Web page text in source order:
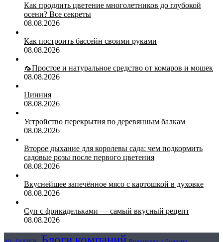
Как продлить цветение многолетников до глубокой
осени? Все секреты
08.08.2026
Как построить бассейн своими руками
08.08.2026
🦟Простое и натуральное средство от комаров и мошек
08.08.2026
Цинния
08.08.2026
Устройство перекрытия по деревянным балкам
08.08.2026
Второе дыхание для королевы сада: чем подкормить
садовые розы после первого цветения
08.08.2026
Вкуснейшее запечённое мясо с картошкой в духовке
08.08.2026
Суп с фрикадельками — самый вкусный рецепт
08.08.2026
Блоги компаний